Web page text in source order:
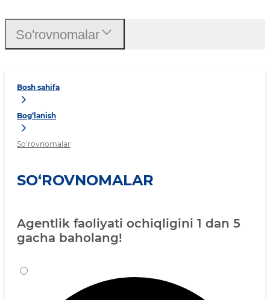
Bosh sahifa
Bog‘lanish
So‘rovnomalar
SO‘ROVNOMALAR
Agentlik faoliyati ochiqligini 1 dan 5
gacha baholang!
So'rovnomalar